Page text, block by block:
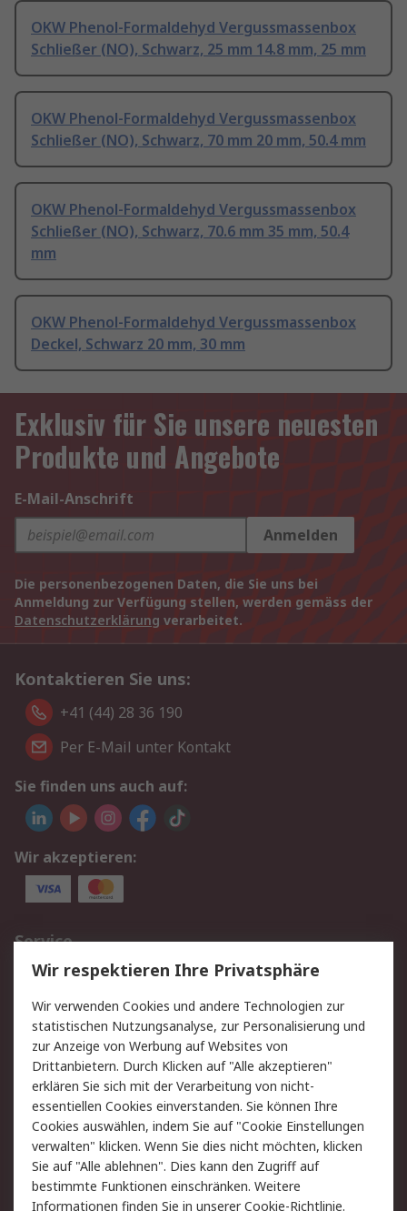
OKW Phenol-Formaldehyd Vergussmassenbox
Schließer (NO), Schwarz, 25 mm 14.8 mm, 25 mm
OKW Phenol-Formaldehyd Vergussmassenbox
Schließer (NO), Schwarz, 70 mm 20 mm, 50.4 mm
OKW Phenol-Formaldehyd Vergussmassenbox
Schließer (NO), Schwarz, 70.6 mm 35 mm, 50.4
mm
OKW Phenol-Formaldehyd Vergussmassenbox
Deckel, Schwarz 20 mm, 30 mm
Exklusiv für Sie unsere neuesten
Produkte und Angebote
E-Mail-Anschrift
Anmelden
Die personenbezogenen Daten, die Sie uns bei
Anmeldung zur Verfügung stellen, werden gemäss der
Datenschutzerklärung verarbeitet.
Kontaktieren Sie uns:
+41 (44) 28 36 190
Per E-Mail unter Kontakt
Sie finden uns auch auf:
Wir akzeptieren:
Service
Value Added Services
Lieferlösungen
Rücksendungen
Kontakt
Hilfe
Rechtliches
AGB
Datenschutz
Cookie-Richtlinie
Zahlungsbedingungen
Copyright/Impressum
Über RS
Wir respektieren Ihre Privatsphäre
Wir verwenden Cookies und andere Technologien zur
statistischen Nutzungsanalyse, zur Personalisierung und
zur Anzeige von Werbung auf Websites von
Drittanbietern. Durch Klicken auf "Alle akzeptieren"
erklären Sie sich mit der Verarbeitung von nicht-
essentiellen Cookies einverstanden. Sie können Ihre
Cookies auswählen, indem Sie auf "Cookie Einstellungen
verwalten" klicken. Wenn Sie dies nicht möchten, klicken
Sie auf "Alle ablehnen". Dies kann den Zugriff auf
bestimmte Funktionen einschränken. Weitere
Informationen finden Sie in unsererCookie-Richtlinie.